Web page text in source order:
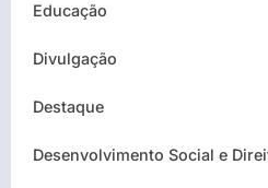
Educação
Divulgação
Destaque
Desenvolvimento Social e